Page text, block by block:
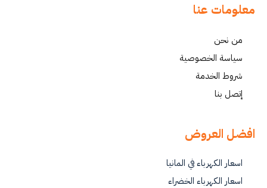
معلومات عنا
من نحن
سياسة الخصوصية
شروط الخدمة
إتصل بنا
افضل العروض
اسعار الكهرباء في المانيا
اسعار الكهرباء الخضراء